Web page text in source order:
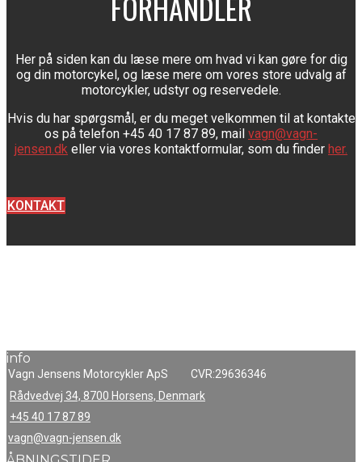
Her på siden kan du læse mere om hvad vi kan gøre for dig
og din motorcykel, og læse mere om vores store udvalg af
motorcykler, udstyr og reservedele.
Hvis du har spørgsmål, er du meget velkommen til at kontakte
os på telefon +45 40 17 87 89, mail vagn@vagn-
jensen.dk eller via vores kontaktformular, som du finder her.
KONTAKT
info
Vagn Jensens Motorcykler ApS
CVR:29636346
Rådvedvej 34, 8700 Horsens, Denmark
+45 40 17 87 89
vagn@vagn-jensen.dk